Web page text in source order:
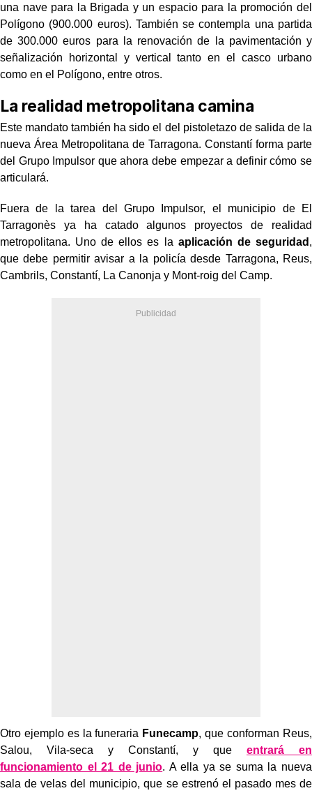
una nave para la Brigada y un espacio para la promoción del
Polígono (900.000 euros). También se contempla una partida
de 300.000 euros para la renovación de la pavimentación y
señalización horizontal y vertical tanto en el casco urbano
como en el Polígono, entre otros.
La realidad metropolitana camina
Este mandato también ha sido el del pistoletazo de salida de la
nueva Área Metropolitana de Tarragona. Constantí forma parte
del Grupo Impulsor que ahora debe empezar a definir cómo se
articulará.
Fuera de la tarea del Grupo Impulsor, el municipio de El
Tarragonès ya ha catado algunos proyectos de realidad
metropolitana. Uno de ellos es la aplicación de seguridad ,
que debe permitir avisar a la policía desde Tarragona, Reus,
Cambrils, Constantí, La Canonja y Mont-roig del Camp.
Otro ejemplo es la funeraria Funecamp, que conforman Reus,
Salou, Vila-seca y Constantí, y que entrará en
funcionamiento el 21 de junio. A ella ya se suma la nueva
sala de velas del municipio, que se estrenó el pasado mes de